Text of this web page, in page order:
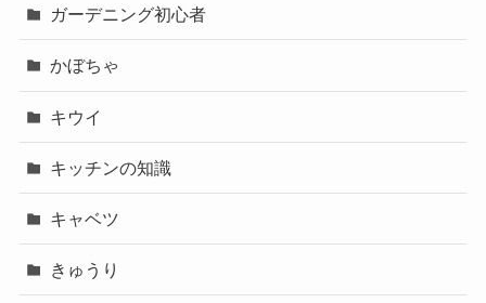
ガーデニング初心者
かぼちゃ
キウイ
キッチンの知識
キャベツ
きゅうり